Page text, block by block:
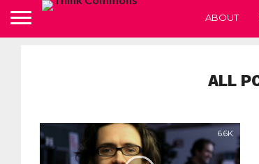
ABOUT
ALL
6.6K